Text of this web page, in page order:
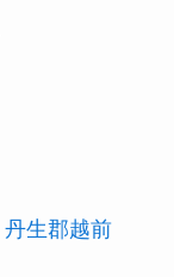
丹生郡越前